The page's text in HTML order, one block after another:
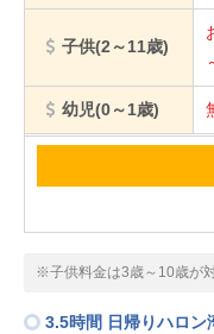
子供(2～11歳)
幼児(0～1歳)
※子供料金は3歳～10歳が
3.5時間 日帰りハロン